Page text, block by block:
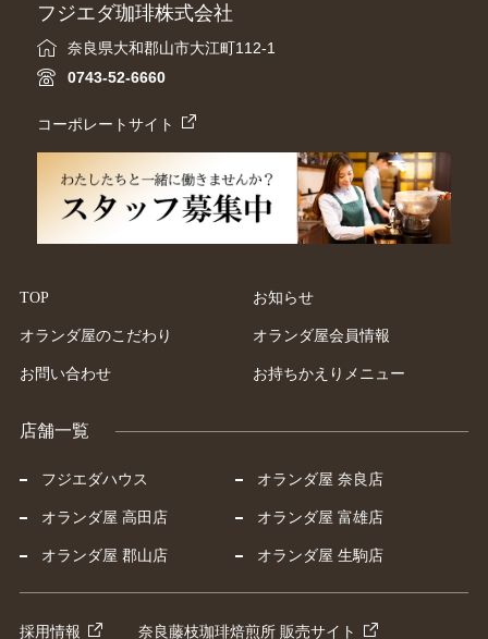
フジエダ珈琲株式会社
奈良県大和郡山市大江町112-1
0743-52-6660
コーポレートサイト
TOP お知らせ
オランダ屋のこだわり オランダ屋会員情報
お問い合わせ お持ちかえりメニュー
店舗一覧
フジエダハウス オランダ屋 奈良店
オランダ屋 高田店 オランダ屋 富雄店
オランダ屋 郡山店 オランダ屋 生駒店
採用情報 奈良藤枝珈琲焙煎所 販売サイト